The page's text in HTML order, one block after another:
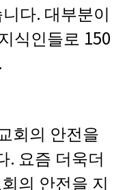
니다. 대부분이
식인들로 150
.
회의 안전을
. 요즘 더욱더
의 안전을 지